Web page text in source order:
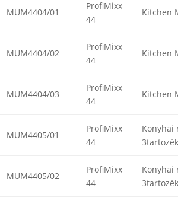
MUM4404/01
ProfiMixx
44
Kitchen
MUM4404/02
ProfiMixx
44
Kitchen
MUM4404/03
ProfiMixx
44
Kitchen
MUM4405/01
ProfiMixx
44
Konyhai
MUM4405/02
ProfiMixx
44
Konyhai